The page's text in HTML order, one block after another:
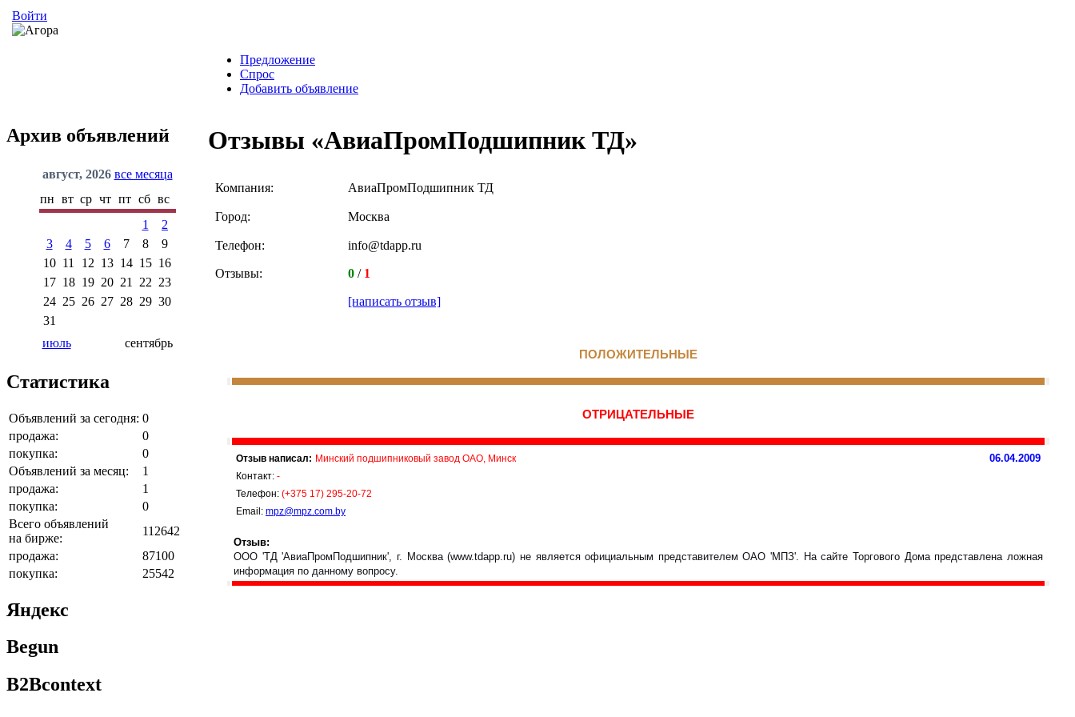
Войти
Предложение
Спрос
Добавить объявление
Архив объявлений
август, 2026 все месяца
пн вт ср чт пт сб вс
1
2
3
4 5 6 7 8
9
10 11 12 13 14 15 16
17 18 19 20 21 22 23
24 25 26 27 28 29 30
31
июль
сентябрь
Статистика
Объявлений за сегодня: 0
продажа:
0
покупка:
0
Объявлений за месяц:
1
продажа:
1
покупка:
0
Всего объявлений
на бирже:
112642
продажа:
87100
покупка:
25542
Яндекс
Begun
B2Bcontext
Отзывы «АвиаПромПодшипник ТД»
Компания: АвиаПромПодшипник ТД
Город: Москва
Телефон: info@tdapp.ru
Отзывы: 0 / 1
[написать отзыв]
ПОЛОЖИТЕЛЬНЫЕ
ОТРИЦАТЕЛЬНЫЕ
Отзыв написал: Минский подшипниковый завод ОАО, Минск 06.04.2009
Контакт: -
Телефон: (+375 17) 295-20-72
Email: mpz@mpz.com.by
Отзыв:
ООО 'ТД 'АвиаПромПодшипник', г. Москва (www.tdapp.ru) не является официальным представителем ОАО 'МПЗ'. На сайте Торгового Дома представлена ложная
информация по данному вопросу.